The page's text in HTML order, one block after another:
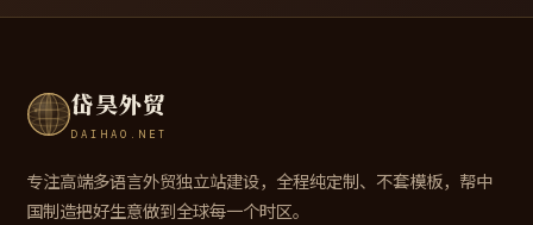
岱昊外贸
DAIHAO.NET
专注高端多语言外贸独立站建设，全程纯定制、不套模板，帮中
国制造把好生意做到全球每一个时区。